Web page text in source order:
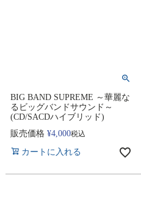
BIG BAND SUPREME ～華麗な
るビッグバンドサウンド～
(CD/SACDハイブリッド)
販売価格 ¥4,000税込
カートに入れる